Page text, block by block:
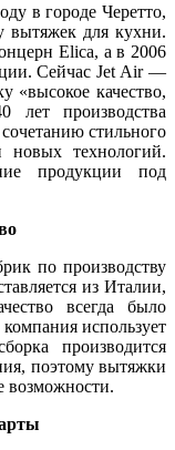
в городе Черетто,
вытяжек для кухни.
Elica, а в 2006
Сейчас Jet Air —
«высокое качество,
лет производства
стильного
новых технологий.
продукции под
по производству
из Италии,
всегда было
использует
производится
поэтому вытяжки
возможности.